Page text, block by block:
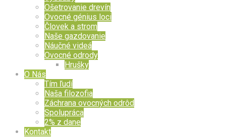
Ošetrovanie drevín
Ovocné génius loci
Človek a strom
Naše gazdovanie
Náučné videá
Ovocné odrody
Hrušky
O Nás
Tím ľudí
Naša filozofia
Záchrana ovocných odrôd
Spolupráca
2% z dane
Kontakt